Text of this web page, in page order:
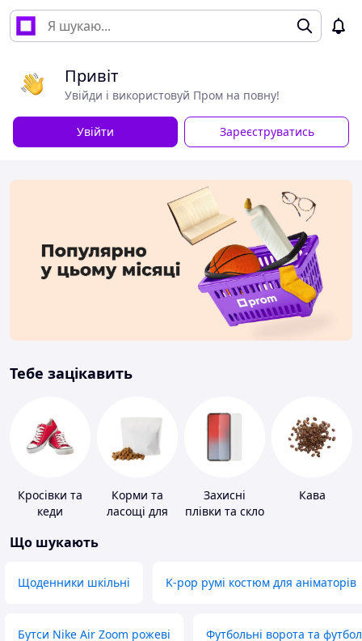
Привіт
Увійди і використовуй Пром на повну!
Увійти Зареєструватись
Тебе зацікавить
Кросівки та
кеди
Корми та
ласощі для
Захисні
плівки та скло
Кава
Що шукають
Щоденники шкільні K-pop румі костюм для аніматорів
Бутси Nike Air Zoom рожеві Футбольні ворота та